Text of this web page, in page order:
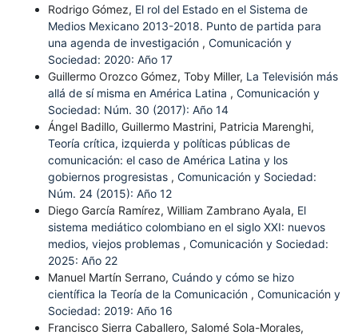
Rodrigo Gómez, El rol del Estado en el Sistema de
Medios Mexicano 2013-2018. Punto de partida para
una agenda de investigación , Comunicación y
Sociedad: 2020: Año 17
Guillermo Orozco Gómez, Toby Miller, La Televisión más
allá de sí misma en América Latina , Comunicación y
Sociedad: Núm. 30 (2017): Año 14
Ángel Badillo, Guillermo Mastrini, Patricia Marenghi,
Teoría crítica, izquierda y políticas públicas de
comunicación: el caso de América Latina y los
gobiernos progresistas , Comunicación y Sociedad:
Núm. 24 (2015): Año 12
Diego García Ramírez, William Zambrano Ayala, El
sistema mediático colombiano en el siglo XXI: nuevos
medios, viejos problemas , Comunicación y Sociedad:
2025: Año 22
Manuel Martín Serrano, Cuándo y cómo se hizo
científica la Teoría de la Comunicación , Comunicación y
Sociedad: 2019: Año 16
Francisco Sierra Caballero, Salomé Sola-Morales,